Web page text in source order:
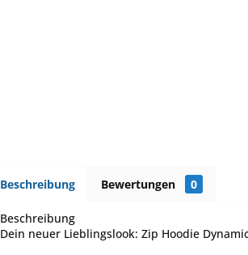
Beschreibung Bewertungen 0
Beschreibung
Dein neuer Lieblingslook: Zip Hoodie